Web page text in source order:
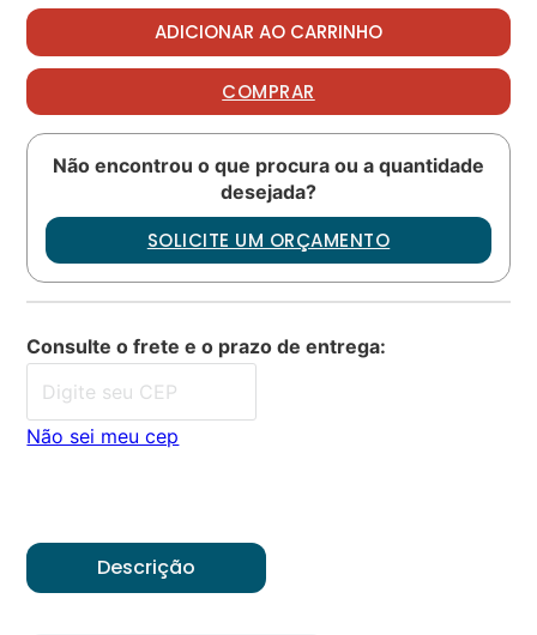
ADICIONAR AO CARRINHO
COMPRAR
Não encontrou o que procura ou a quantidade
desejada?
SOLICITE UM ORÇAMENTO
Consulte o frete e o prazo de entrega:
Não sei meu cep
Descrição